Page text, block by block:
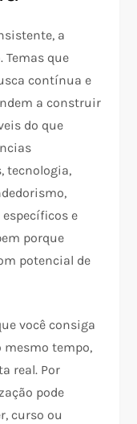
a
que
contínua e
a construir
do que
tecnologia,
e
porque
potencial de
você consiga
mesmo tempo,
real. Por
pode
curso ou